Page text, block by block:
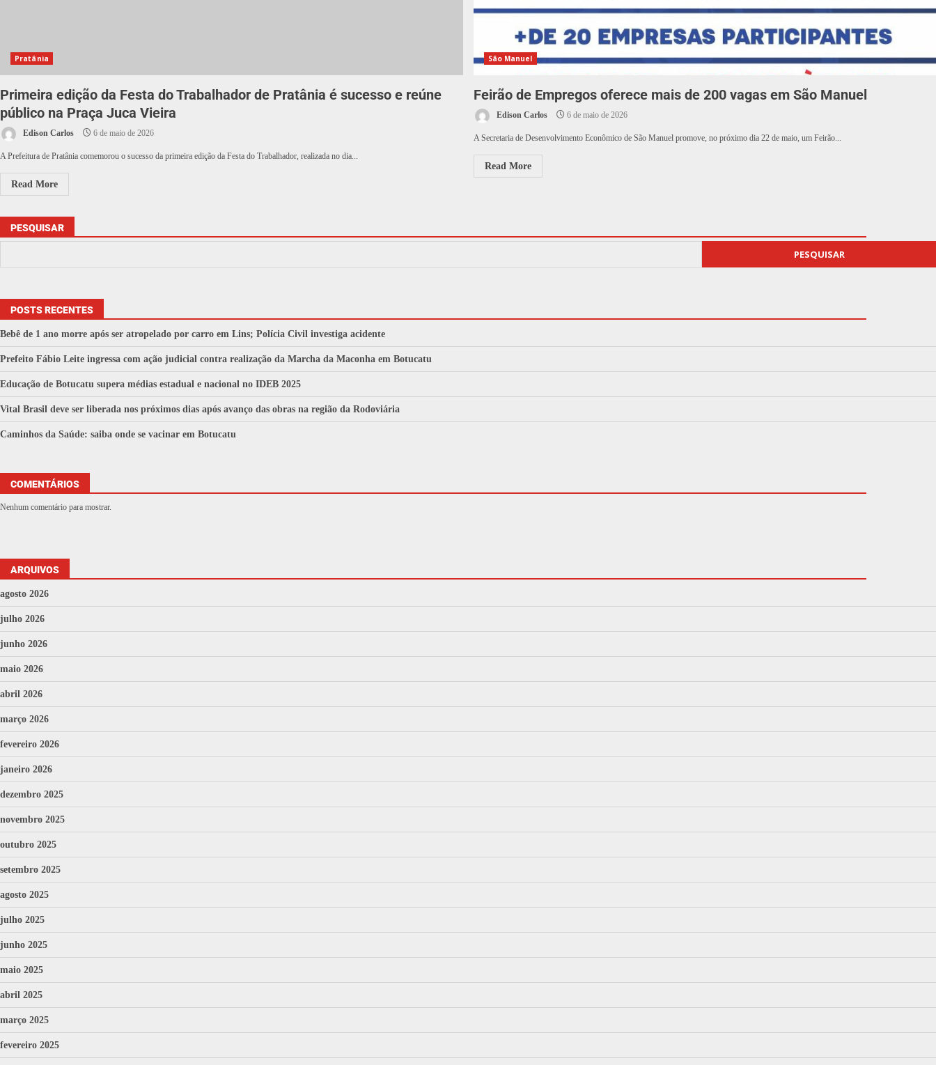
Pratânia
Primeira edição da Festa do Trabalhador de Pratânia é sucesso e reúne
público na Praça Juca Vieira
Edison Carlos 6 de maio de 2026
A Prefeitura de Pratânia comemorou o sucesso da primeira edição da Festa do Trabalhador, realizada no dia...
Read More
São Manuel
Feirão de Empregos oferece mais de 200 vagas em São Manuel
Edison Carlos 6 de maio de 2026
A Secretaria de Desenvolvimento Econômico de São Manuel promove, no próximo dia 22 de maio, um Feirão...
Read More
PESQUISAR
PESQUISAR
POSTS RECENTES
Bebê de 1 ano morre após ser atropelado por carro em Lins; Polícia Civil investiga acidente
Prefeito Fábio Leite ingressa com ação judicial contra realização da Marcha da Maconha em Botucatu
Educação de Botucatu supera médias estadual e nacional no IDEB 2025
Vital Brasil deve ser liberada nos próximos dias após avanço das obras na região da Rodoviária
Caminhos da Saúde: saiba onde se vacinar em Botucatu
COMENTÁRIOS
Nenhum comentário para mostrar.
ARQUIVOS
agosto 2026
julho 2026
junho 2026
maio 2026
abril 2026
março 2026
fevereiro 2026
janeiro 2026
dezembro 2025
novembro 2025
outubro 2025
setembro 2025
agosto 2025
julho 2025
junho 2025
maio 2025
abril 2025
março 2025
fevereiro 2025